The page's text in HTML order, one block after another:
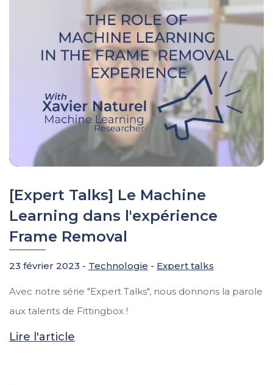
[Expert Talks] Le Machine
Learning dans l'expérience
Frame Removal
23 février 2023 - Technologie - Expert talks
Avec notre série "Expert Talks", nous donnons la parole
aux talents de Fittingbox !
Lire l'article